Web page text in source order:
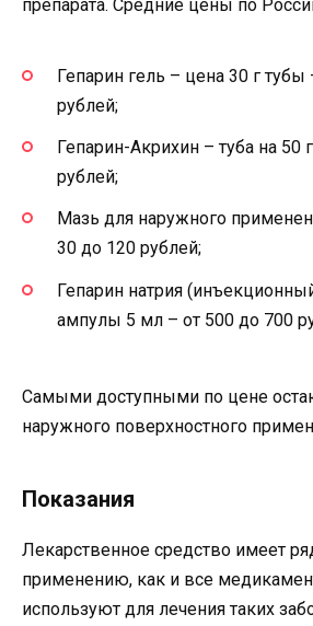
препарата. Средние цены по
Гепарин гель – цена 30 г тубы
рублей;
Гепарин-Акрихин – туба на 50
рублей;
Мазь для наружного
30 до 120 рублей;
Гепарин натрия
ампулы 5 мл – от 500 до 700
Самыми доступными по цене
наружного поверхностного
Показания
Лекарственное средство имеет
применению, как и все
используют для лечения таких